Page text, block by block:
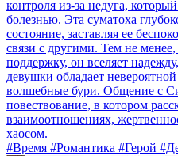
контроля из-за недуга,
болезнью. Эта суматоха
состояние, заставляя ее
связи с другими. Тем не менее,
поддержку, он вселяет
девушки обладает
волшебные бури. Общение с
повествование, в котором
взаимоотношениях,
хаосом.
#Время #Романтика #Герой